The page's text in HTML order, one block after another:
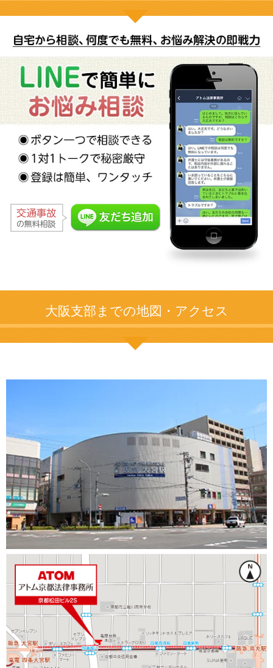
大阪支部までの地図・アクセス